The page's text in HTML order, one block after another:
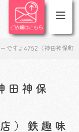
ーですよ4752（神田神保町
田神保
）鉄趣味